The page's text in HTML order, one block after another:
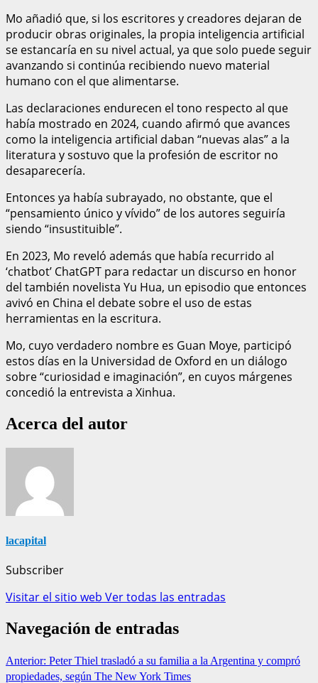
Mo añadió que, si los escritores y creadores dejaran de
producir obras originales, la propia inteligencia artificial
se estancaría en su nivel actual, ya que solo puede seguir
avanzando si continúa recibiendo nuevo material
humano con el que alimentarse.
Las declaraciones endurecen el tono respecto al que
había mostrado en 2024, cuando afirmó que avances
como la inteligencia artificial daban “nuevas alas” a la
literatura y sostuvo que la profesión de escritor no
desaparecería.
Entonces ya había subrayado, no obstante, que el
“pensamiento único y vívido” de los autores seguiría
siendo “insustituible”.
En 2023, Mo reveló además que había recurrido al
‘chatbot’ ChatGPT para redactar un discurso en honor
del también novelista Yu Hua, un episodio que entonces
avivó en China el debate sobre el uso de estas
herramientas en la escritura.
Mo, cuyo verdadero nombre es Guan Moye, participó
estos días en la Universidad de Oxford en un diálogo
sobre “curiosidad e imaginación”, en cuyos márgenes
concedió la entrevista a Xinhua.
Acerca del autor
lacapital
Subscriber
Visitar el sitio web Ver todas las entradas
Navegación de entradas
Anterior: Peter Thiel trasladó a su familia a la Argentina y compró
propiedades, según The New York Times